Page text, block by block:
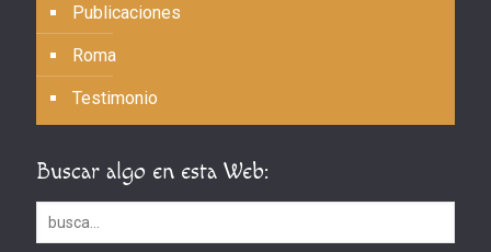
Publicaciones
Roma
Testimonio
Buscar algo en esta Web: